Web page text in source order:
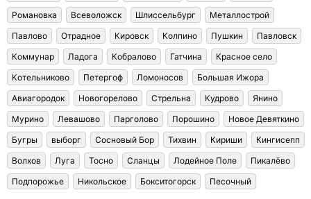
Романовка
Всеволожск Шлиссельбург
Металлострой
Павлово
Отрадное Кировск Колпино Пушкин
Павловск
Коммунар
Ладога Кобралово Гатчина
Красное село
Котельниково
Петергоф Ломоносов
Большая Ижора
Авиагородок
Новогорелово Стрельна Кудрово
Янино
Мурино
Левашово Парголово Порошино
Новое Девяткино
Бугры
выборг Сосновый Бор Тихвин Кириши
Кингисепп
Волхов
Луга Тосно Сланцы Лодейное Поле
Пикалёво
Подпорожье
Никольское Бокситогорск Песочный